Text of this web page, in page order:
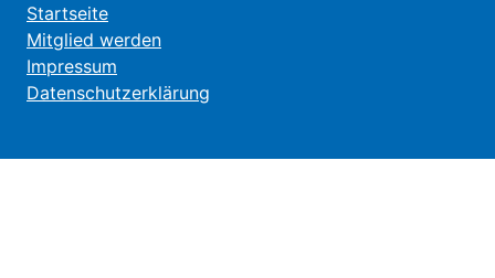
Startseite
Mitglied werden
Impressum
Datenschutzerklärung